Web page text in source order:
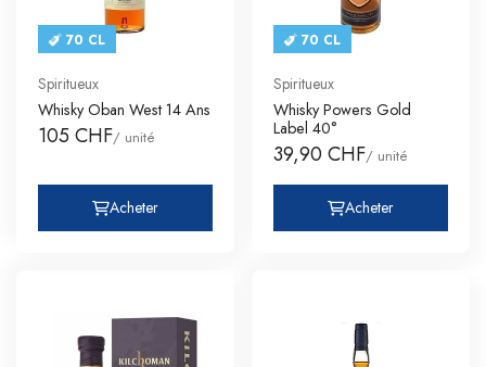
70 CL
Spiritueux
Whisky Oban West 14 Ans
105 CHF/ unité
Acheter
70 CL
Spiritueux
Whisky Powers Gold
Label 40°
39,90 CHF/ unité
Acheter